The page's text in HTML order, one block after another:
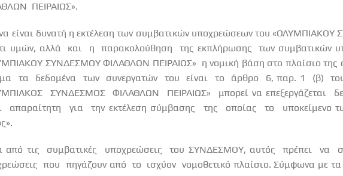
ΠΕΙΡΑΙΩΣ».
είναι δυνατή η εκτέλεση των συμβατικών υποχρεώσεων του
υμών, αλλά
και η παρακολούθηση της εκπλήρωσης των συμβατικών
ΣΥΝΔΕΣΜΟΥ ΦΙΛΑΘΛΩΝ ΠΕΙΡΑΙΩΣ» η νομική βάση στο πλαίσιο της
τα δεδομένα των συνεργατών του είναι το άρθρο 6, παρ. 1 (β)
ΣΥΝΔΕΣΜΟΣ ΦΙΛΑΘΛΩΝ ΠΕΙΡΑΙΩΣ» μπορεί να επεξεργάζεται
απαραίτητη για την εκτέλεση σύμβασης της οποίας το
υποκείμενο
από τις συμβατικές υποχρεώσεις του ΣΥΝΔΕΣΜΟΥ, αυτός πρέπει να
που πηγάζουν από το ισχύον νομοθετικό πλαίσιο. Σύμφωνα με